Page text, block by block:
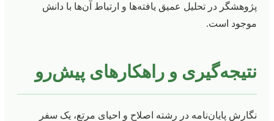
پژوهشگر در تحلیل عمیق یافته‌ها و ارتباط آن‌ها با دانش
موجود است.
نتیجه‌گیری و راهکارهای پیش‌رو
نگارش پایان‌نامه در رشته اصلاح و احیای مرتع، یک سفر